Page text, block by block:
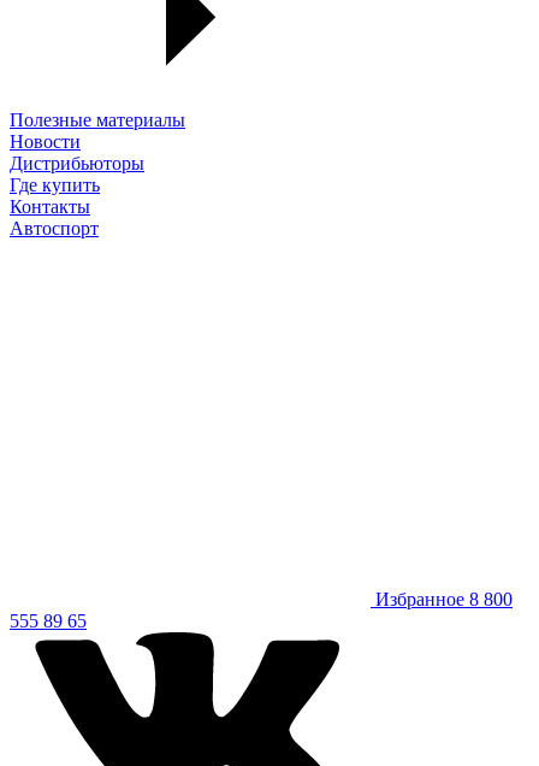
Полезные материалы
Новости
Дистрибьюторы
Где купить
Контакты
Автоспорт
Избранное 8 800
555 89 65